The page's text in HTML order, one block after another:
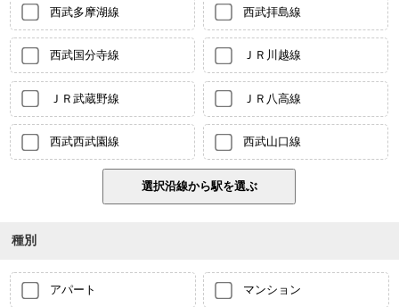
西武多摩湖線 西武拝島線
西武国分寺線 ＪＲ川越線
ＪＲ武蔵野線 ＪＲ八高線
西武西武園線 西武山口線
種別
アパート マンション